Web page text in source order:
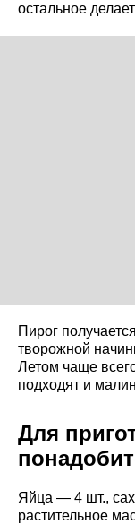
остальное
Пирог
творожной
Летом чаще
подходят и
Для
Яйца — 4 шт.,
растительное